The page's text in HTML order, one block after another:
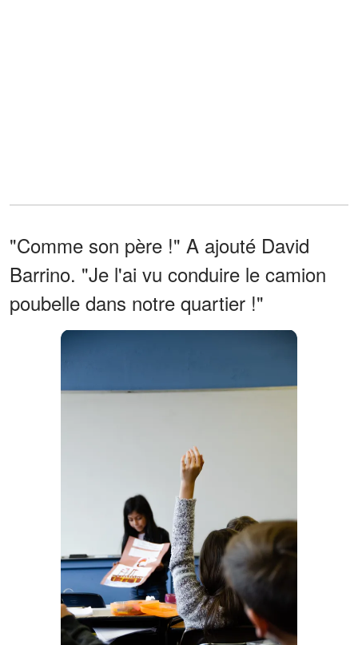
"Comme son père !" A ajouté David
Barrino. "Je l'ai vu conduire le camion
poubelle dans notre quartier !"